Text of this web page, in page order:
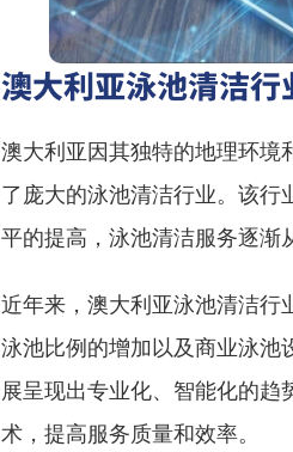
澳大利亚泳池清洁行
澳大利亚因其独特的地理环境
了庞大的泳池清洁行业。该行
平的提高，泳池清洁服务逐渐
近年来，澳大利亚泳池清洁行
泳池比例的增加以及商业泳池
展呈现出专业化、智能化的趋
术，提高服务质量和效率。